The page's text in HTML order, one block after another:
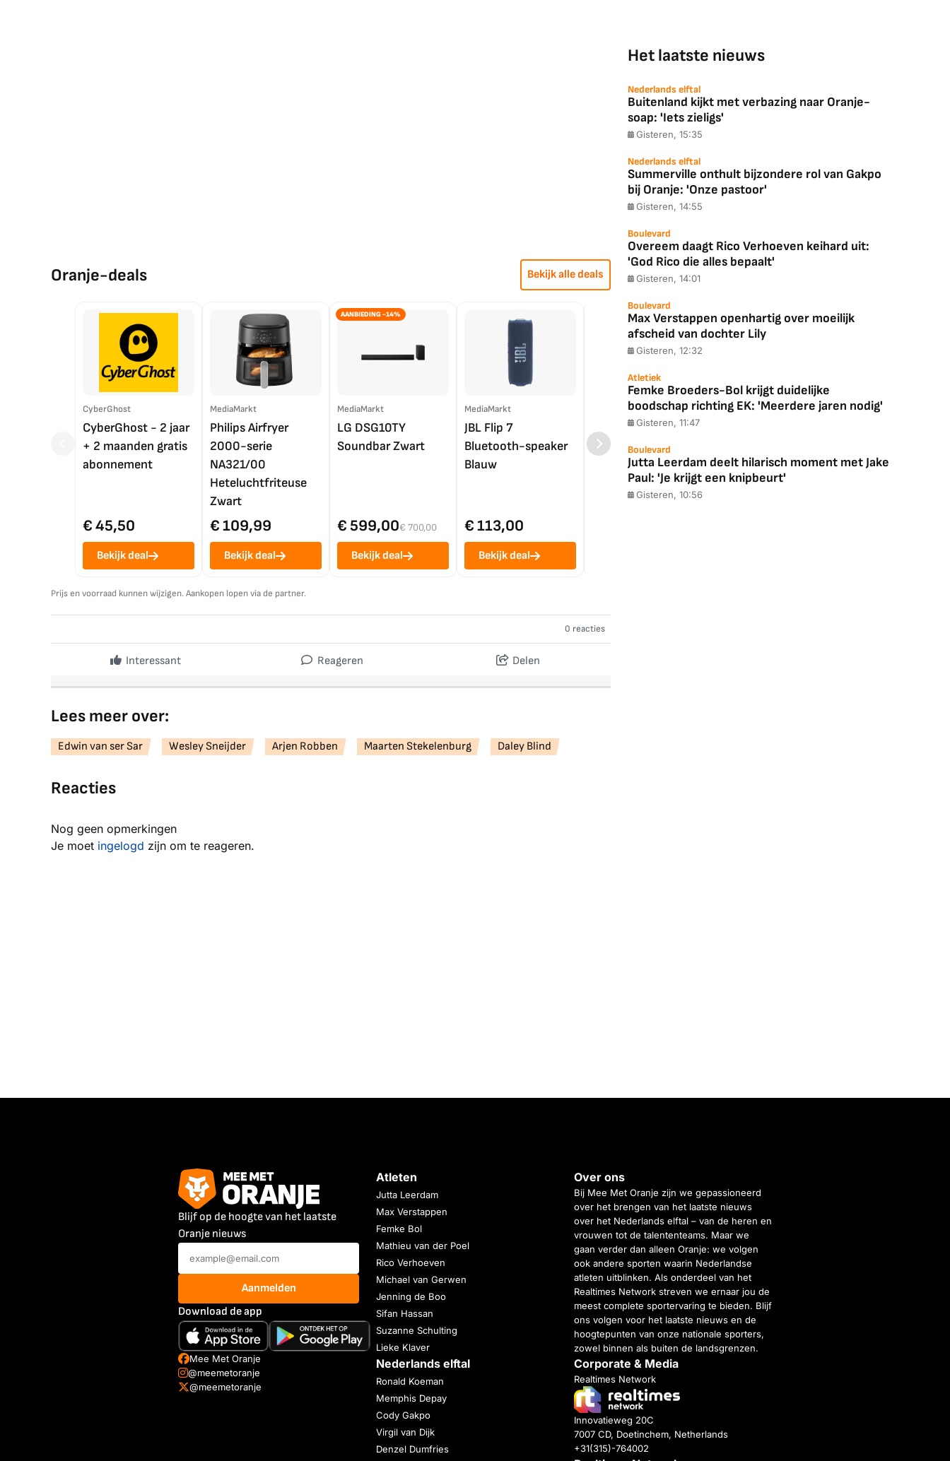
Oranje-deals Bekijk alle deals
CyberGhost
CyberGhost - 2 jaar
+ 2 maanden gratis
abonnement
€ 45,50
Bekijk deal
MediaMarkt
Philips Airfryer
2000-serie
NA321/00
Heteluchtfriteuse
Zwart
€ 109,99
Bekijk deal
AANBIEDING -14%
MediaMarkt
LG DSG10TY
Soundbar Zwart
€ 599,00€ 700,00
Bekijk deal
MediaMarkt
JBL Flip 7
Bluetooth-speaker
Blauw
€ 113,00
Bekijk deal
LG OLED55C56LB
4K TV (2025)
Coolblue MediaMarkt
Prijs en voorraad kunnen wijzigen. Aankopen lopen via de partner.
0 reacties
Interessant Reageren Delen
Lees meer over:
Edwin van ser Sar Wesley Sneijder Arjen Robben Maarten Stekelenburg Daley Blind
Reacties
Nog geen opmerkingen
Je moet ingelogd zijn om te reageren.
Het laatste nieuws
Nederlands elftal
Buitenland kijkt met verbazing naar Oranje-
soap: 'Iets zieligs'
Gisteren, 15:35
Nederlands elftal
Summerville onthult bijzondere rol van Gakpo
bij Oranje: 'Onze pastoor'
Gisteren, 14:55
Boulevard
Overeem daagt Rico Verhoeven keihard uit:
'God Rico die alles bepaalt'
Gisteren, 14:01
Boulevard
Max Verstappen openhartig over moeilijk
afscheid van dochter Lily
Gisteren, 12:32
Atletiek
Femke Broeders-Bol krijgt duidelijke
boodschap richting EK: 'Meerdere jaren nodig'
Gisteren, 11:47
Boulevard
Jutta Leerdam deelt hilarisch moment met Jake
Paul: 'Je krijgt een knipbeurt'
Gisteren, 10:56
Blijf op de hoogte van het laatste
Oranje nieuws
Aanmelden
Download de app
Mee Met Oranje
@meemetoranje
@meemetoranje
Atleten
Jutta Leerdam
Max Verstappen
Femke Bol
Mathieu van der Poel
Rico Verhoeven
Michael van Gerwen
Jenning de Boo
Sifan Hassan
Suzanne Schulting
Lieke Klaver
Nederlands elftal
Ronald Koeman
Memphis Depay
Cody Gakpo
Virgil van Dijk
Denzel Dumfries
Over ons
Bij Mee Met Oranje zijn we gepassioneerd
over het brengen van het laatste nieuws
over het Nederlands elftal – van de heren en
vrouwen tot de talententeams. Maar we
gaan verder dan alleen Oranje: we volgen
ook andere sporten waarin Nederlandse
atleten uitblinken. Als onderdeel van het
Realtimes Network streven we ernaar jou de
meest complete sportervaring te bieden. Blijf
ons volgen voor het laatste nieuws en de
hoogtepunten van onze nationale sporters,
zowel binnen als buiten de landsgrenzen.
Corporate & Media
Realtimes Network
Innovatieweg 20C
7007 CD, Doetinchem, Netherlands
+31(315)-764002